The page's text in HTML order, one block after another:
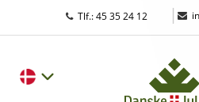
Tlf.: 45 35 24 12 |